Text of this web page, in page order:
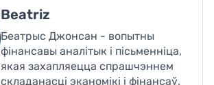
Beatriz
Беатрыс Джонсан - вопытны
фінансавы аналітык і пісьменніца,
якая захапляецца спрашчэннем
складанасці эканомікі і фінансаў.